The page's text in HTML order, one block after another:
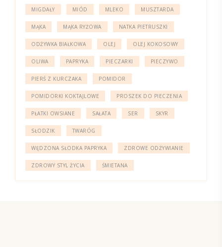
MIGDAŁY MIÓD MLEKO MUSZTARDA
MĄKA MĄKA RYŻOWA NATKA PIETRUSZKI
ODŻYWKA BIAŁKOWA OLEJ OLEJ KOKOSOWY
OLIWA PAPRYKA PIECZARKI PIECZYWO
PIERŚ Z KURCZAKA POMIDOR
POMIDORKI KOKTAJLOWE PROSZEK DO PIECZENIA
PŁATKI OWSIANE SAŁATA SER SKYR
SŁODZIK TWARÓG
WĘDZONA SŁODKA PAPRYKA ZDROWE ODŻYWIANIE
ZDROWY STYL ŻYCIA ŚMIETANA